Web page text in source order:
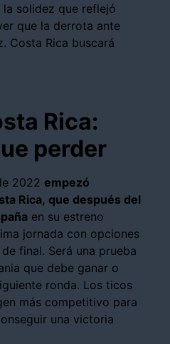
solidez que reflejó
que la derrota ante
Costa Rica buscará
Rica:
perder
2022 empezó
Rica, que después del
en su estreno
jornada con opciones
final. Será una prueba
que debe ganar o
ronda. Los ticos
más competitivo para
una victoria